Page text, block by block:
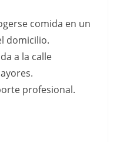
comida en un
domicilio.
a la calle
profesional.